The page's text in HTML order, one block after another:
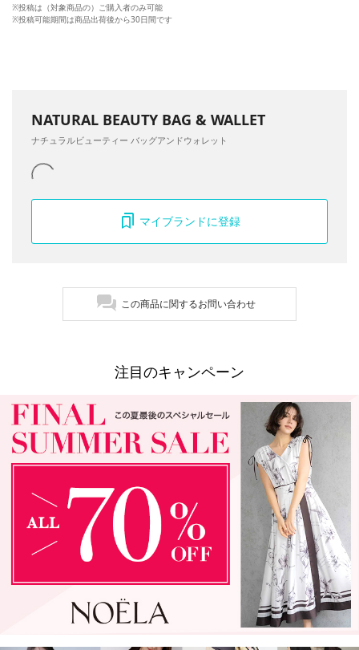
※投稿は（対象商品の）ご購入者のみ可能
※投稿可能期間は商品出荷後から30日間です
NATURAL BEAUTY BAG & WALLET
ナチュラルビューティー バッグアンドウォレット
マイブランドに登録
この商品に関するお問い合わせ
注目のキャンペーン